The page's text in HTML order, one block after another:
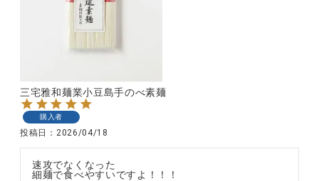
三宅雅和麺業小豆島手のべ素麺
購入者
投稿日 2026/04/18
速攻でなくなった
細麺で食べやすいですよ！！！